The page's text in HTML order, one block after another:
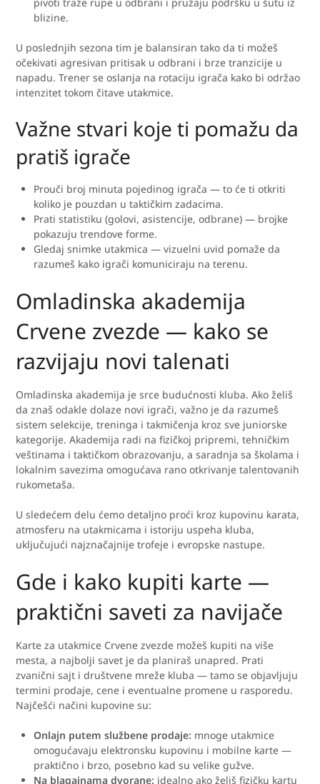
pivoti traže rupe u odbrani i pružaju podršku u šutu iz
blizine.
U poslednjih sezona tim je balansiran tako da ti možeš
očekivati agresivan pritisak u odbrani i brze tranzicije u
napadu. Trener se oslanja na rotaciju igrača kako bi održao
intenzitet tokom čitave utakmice.
Važne stvari koje ti pomažu da
pratiš igrače
Prouči broj minuta pojedinog igrača — to će ti otkriti
koliko je pouzdan u taktičkim zadacima.
Prati statistiku (golovi, asistencije, odbrane) — brojke
pokazuju trendove forme.
Gledaj snimke utakmica — vizuelni uvid pomaže da
razumeš kako igrači komuniciraju na terenu.
Omladinska akademija
Crvene zvezde — kako se
razvijaju novi talenati
Omladinska akademija je srce budućnosti kluba. Ako želiš
da znaš odakle dolaze novi igrači, važno je da razumeš
sistem selekcije, treninga i takmičenja kroz sve juniorske
kategorije. Akademija radi na fizičkoj pripremi, tehničkim
veštinama i taktičkom obrazovanju, a saradnja sa školama i
lokalnim savezima omogućava rano otkrivanje talentovanih
rukometaša.
U sledećem delu ćemo detaljno proći kroz kupovinu karata,
atmosferu na utakmicama i istoriju uspeha kluba,
uključujući najznačajnije trofeje i evropske nastupe.
Gde i kako kupiti karte —
praktični saveti za navijače
Karte za utakmice Crvene zvezde možeš kupiti na više
mesta, a najbolji savet je da planiraš unapred. Prati
zvanični sajt i društvene mreže kluba — tamo se objavljuju
termini prodaje, cene i eventualne promene u rasporedu.
Najčešći načini kupovine su:
Onlajn putem službene prodaje: mnoge utakmice
omogućavaju elektronsku kupovinu i mobilne karte —
praktično i brzo, posebno kad su velike gužve.
Na blagajnama dvorane: idealno ako želiš fizičku kartu